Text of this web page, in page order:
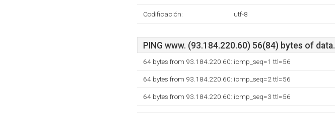
Codificación: utf-8
PING www. (93.184.220.60) 56(84) bytes of data.
64 bytes from 93.184.220.60: icmp_seq=1 ttl=56
64 bytes from 93.184.220.60: icmp_seq=2 ttl=56
64 bytes from 93.184.220.60: icmp_seq=3 ttl=56